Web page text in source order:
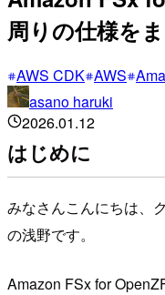
周りの仕様を
AWS CDK AWS
asano haruki
2026.01.12
はじめに
みなさんこんにちは、
の浅野です。
Amazon FSx for